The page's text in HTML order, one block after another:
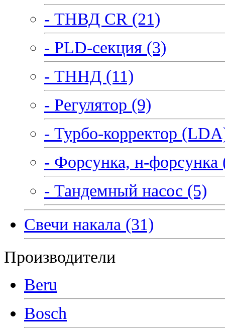
- ТНВД CR (21)
- PLD-секция (3)
- ТННД (11)
- Регулятор (9)
- Турбо-корректор
- Форсунка, н-форсунка
- Тандемный насос (5)
Свечи накала (31)
Производители
Beru
Bosch